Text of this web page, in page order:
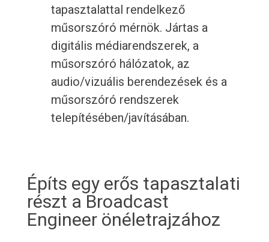
tapasztalattal rendelkező
műsorszóró mérnök. Jártas a
digitális médiarendszerek, a
műsorszóró hálózatok, az
audio/vizuális berendezések és a
műsorszóró rendszerek
telepítésében/javításában.
Építs egy erős tapasztalati
részt a Broadcast
Engineer önéletrajzához